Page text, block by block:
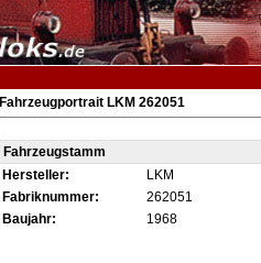
Fahrzeugportrait LKM 262051
Fahrzeugstamm
Hersteller:
LKM
Fabriknummer:
262051
Baujahr:
1968